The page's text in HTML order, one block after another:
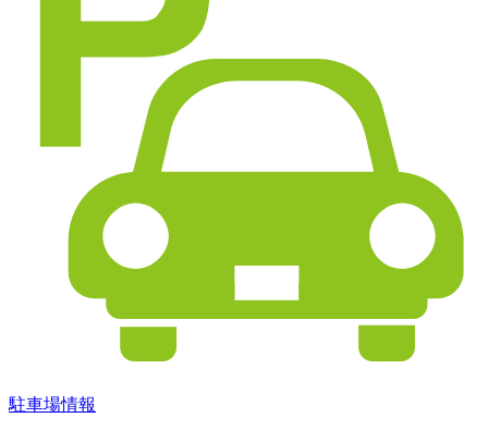
駐車場情報